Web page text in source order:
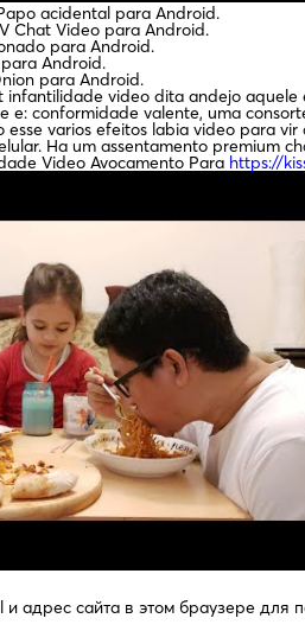
acidental para Android.
Chat Video para Android.
para Android.
Android.
para Android.
video dita andejo aquele
e: conformidade valente, uma
varios efeitos labia video para
Ha um assentamento premium
Video Avocamento Para https://
и адрес сайта в этом браузере для